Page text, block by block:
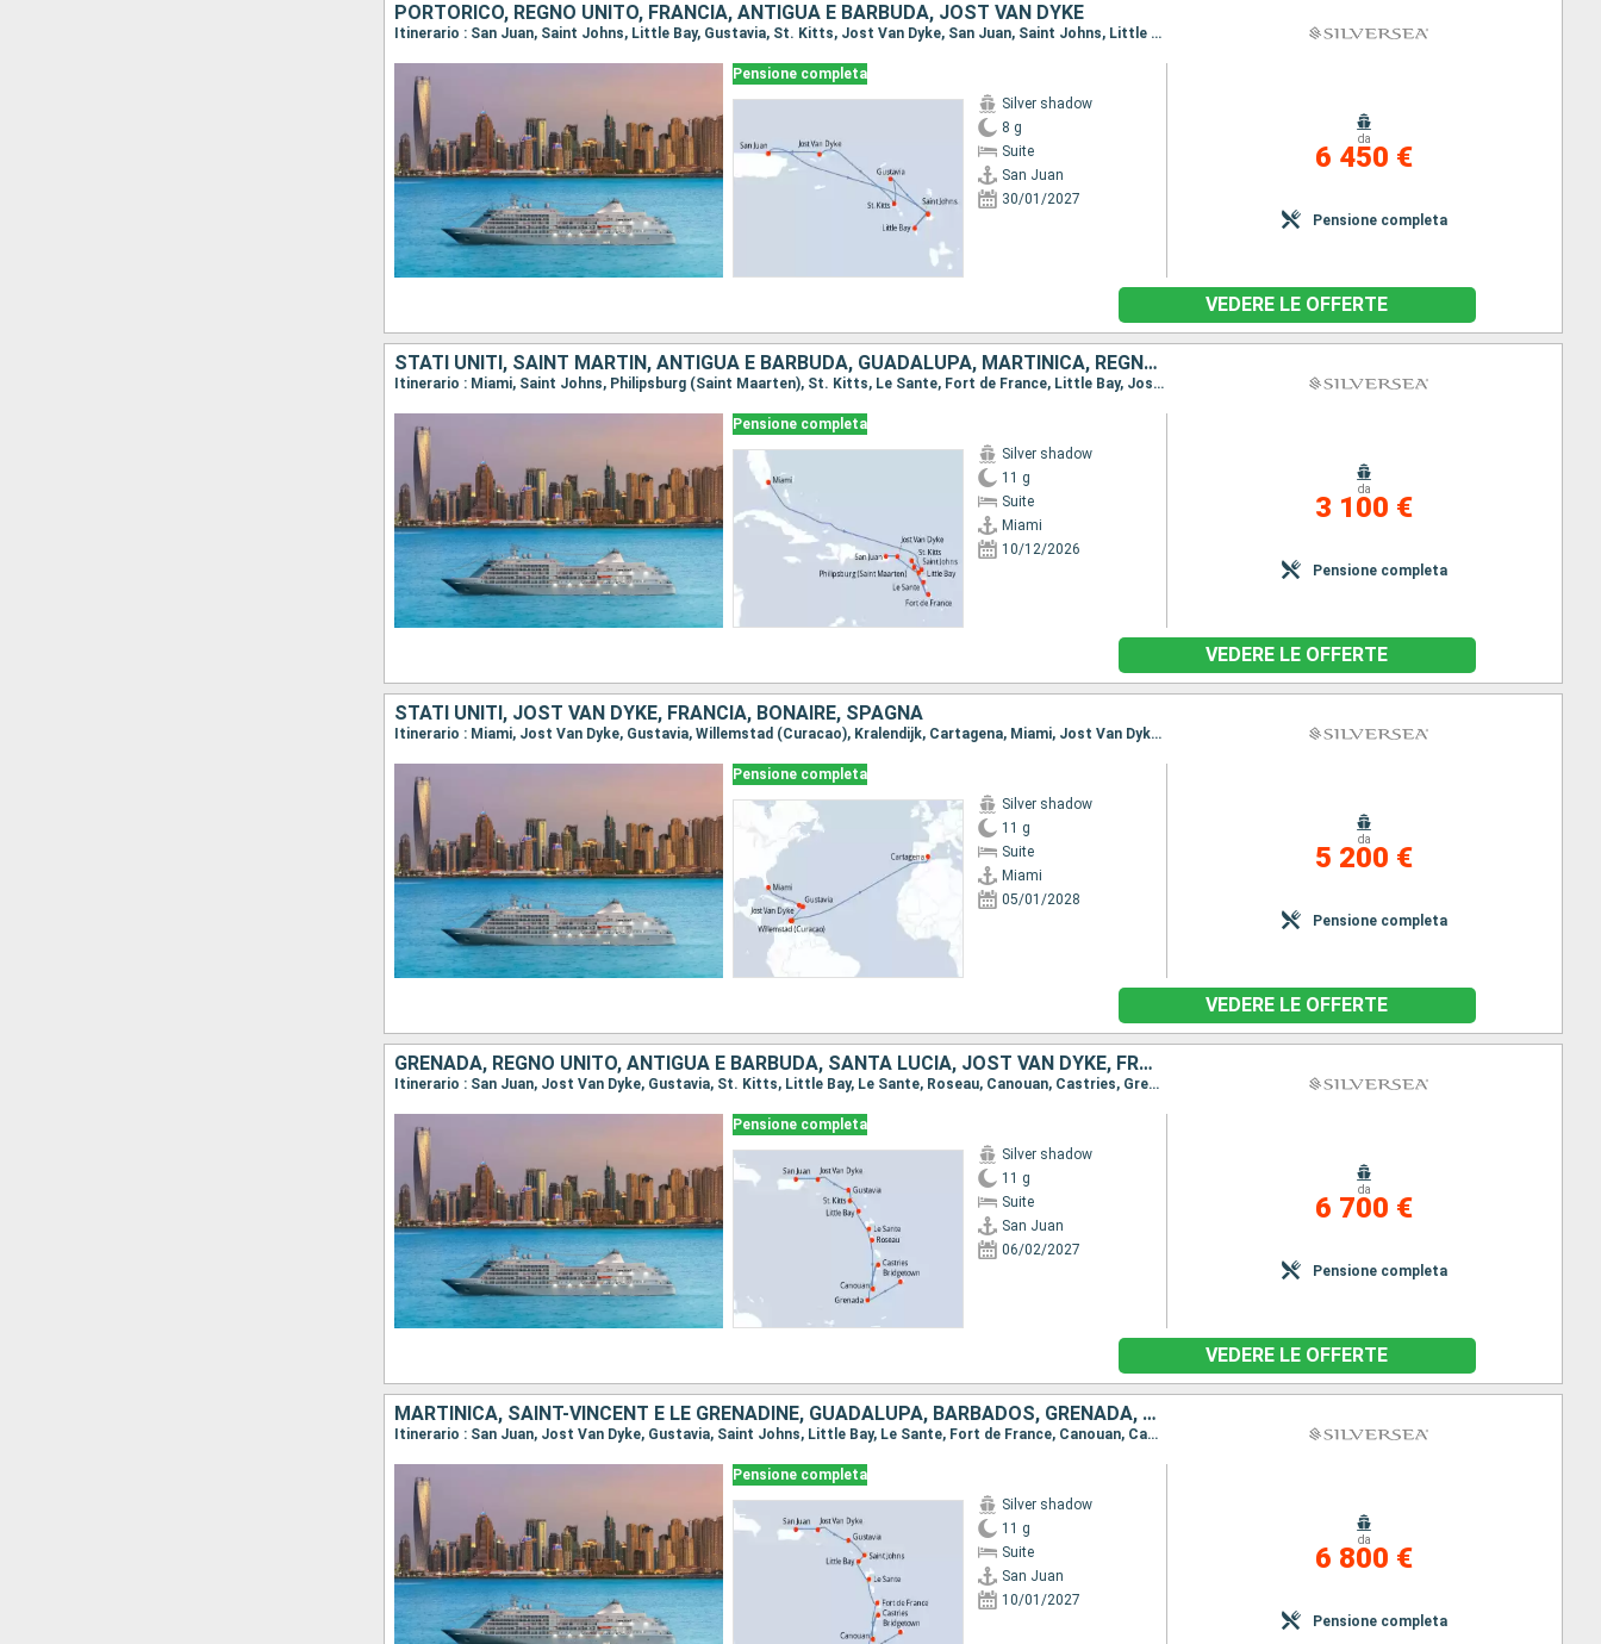
PORTORICO, REGNO UNITO, FRANCIA, ANTIGUA E BARBUDA, JOST VAN DYKE
Itinerario : San Juan, Saint Johns, Little Bay, Gustavia, St. Kitts, Jost Van Dyke, San Juan, Saint Johns, Little Bay, Saint Johns, Gustavia, St. Kitts, Jost Van Dyke, San Juan
Pensione completa
Silver shadow
8 g
Suite
San Juan
30/01/2027
da
6 450 €
Pensione completa
VEDERE LE OFFERTE
STATI UNITI, SAINT MARTIN, ANTIGUA E BARBUDA, GUADALUPA, MARTINICA, REGNO UNITO, JOST VAN DYKE, PORTORICO
Itinerario : Miami, Saint Johns, Philipsburg (Saint Maarten), St. Kitts, Le Sante, Fort de France, Little Bay, Jost Van Dyke, San Juan, Miami, Saint Johns, Philipsburg (Saint Maarten), St. Kitts, Le Sante, Fort de France, Little Bay, Jost Van Dyke, San Juan
Pensione completa
Silver shadow
11 g
Suite
Miami
10/12/2026
da
3 100 €
Pensione completa
VEDERE LE OFFERTE
STATI UNITI, JOST VAN DYKE, FRANCIA, BONAIRE, SPAGNA
Itinerario : Miami, Jost Van Dyke, Gustavia, Willemstad (Curacao), Kralendijk, Cartagena, Miami, Jost Van Dyke, Gustavia, Willemstad (Curacao), Kralendijk, Cartagena
Pensione completa
Silver shadow
11 g
Suite
Miami
05/01/2028
da
5 200 €
Pensione completa
VEDERE LE OFFERTE
GRENADA, REGNO UNITO, ANTIGUA E BARBUDA, SANTA LUCIA, JOST VAN DYKE, FRANCIA, SAINT-VINCENT E LE GRENADINE, PORTORICO, BARBADOS, GUADALUPA, DOMINICA
Itinerario : San Juan, Jost Van Dyke, Gustavia, St. Kitts, Little Bay, Le Sante, Roseau, Canouan, Castries, Grenada, Bridgetown
Pensione completa
Silver shadow
11 g
Suite
San Juan
06/02/2027
da
6 700 €
Pensione completa
VEDERE LE OFFERTE
MARTINICA, SAINT-VINCENT E LE GRENADINE, GUADALUPA, BARBADOS, GRENADA, JOST VAN DYKE, ANTIGUA E BARBUDA, REGNO UNITO, SANTA LUCIA, FRANCIA, PORTORICO
Itinerario : San Juan, Jost Van Dyke, Gustavia, Saint Johns, Little Bay, Le Sante, Fort de France, Canouan, Castries, Grenada, Bridgetown
Pensione completa
Silver shadow
11 g
Suite
San Juan
10/01/2027
da
6 800 €
Pensione completa